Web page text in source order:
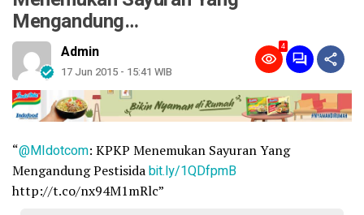
Mengandung…
Admin
17 Jun 2015 - 15:41 WIB
4
“@MIdotcom: KPKP Menemukan Sayuran Yang
Mengandung Pestisidabit.ly/1QDfpmB
http://t.co/nx94M1mRlc”